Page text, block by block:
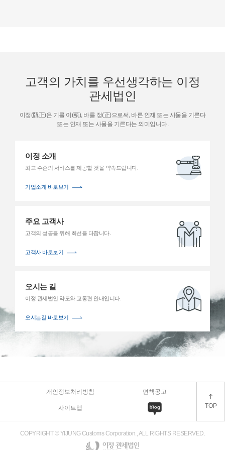
경우 수입신고시 FOB금액만을 수입신고하게 되면, 운임과 보험료가
누락되어 사후에 세관으로부터 추징당할 수 있는 것이다.수출의
경우에는 우리나라는 FOB 가격을 기준으로 수출신고하며,
가하고 있지 않기 때문에 CIF 가격으로 수출계약한 경우라면
수출신고시 FOB 가격으로 환산해서 (운임, 보험료를 구분)
있다.◇ 수입 CIF 가격에 대한 세관의 사후심사(1) 수입가격, 즉 CIF
가격에 대한 세관의 사후심사CIF로 수입신고된 가격이 적정한지에
대하여 세관은 수입신고수리가 된 이후에 그 실질적인 내용을
심사하게 된다. 의외로 많은 수입업체가 수입신고시에는 아무런
문제가 없었는데 수입신고된 이후에 왜 문제를 삼느냐며 이 부분에
수출용원재료의 신속한 수입통관으로 수출제품이 원활히 생산될 수
있도록 지원하고 있는바 이러한 신속통관은 전통적으로 관세행정의
주요한 원칙이다. 그리고 국경관리라는 측면에서 국내통관질서의
확립과 국민안전보호도 주요한 관세행정이기 때문에 수입신고된
제품에 대해서 수입신고된 내역을 정확하게 확인해야 하는 것도
국가들이 채택하고 있는 관세행정이다.선통관 후심사는 물품이
입항하여 수입자(납세의무자)가 수입신고를 하는 시점에는
수입신고된 내용의 형식적인 요건들을 위주로 심사를 하고, 그
실체적인 내용 가령 수입신고가격의 적정성, HS분류의 정확성 등은
관세법은 이보다 길다.) 따라서, 수입신고수리가 되었다는 것이
수입신고내용에 아무런 하자가 없었다는 것을 입증하는 증거는 아닌
것이다.최근 몇 년간 수출입회사에 대한 세관의 기업심사가 강화되고
유예되었기 때문에 체감상 상대적으로 강화된 것으로 여겨질 수도
있지만, 그 이전에도 세관의 기업심사는 계속해서 진행되어져 온
위한 과세당국의 필연적인 행정이라 할 수 있다.(2) 수입 CIF 가격의
적정성수입신고가격이 물품가격과 운임, 보험료가 포함된
당연히 수출자와 수입자간의 협의로 결정된 매매계약상의
가격이어야 한다. 관세법은 수입자가 수출자에게 실제로 지급하는
고객의 가치를 우선생각하는 이정
관세법인
이정(㼢正)은 기를 이(㼢), 바를 정(正)으로써, 바른 인재 또는 사물을 기른다
또는 인재 또는 사물을 기른다는 의미입니다.
이정 소개
최고 수준의 서비스를 제공할 것을 약속드립니다.
기업소개 바로보기
주요 고객사
고객의 성공을 위해 최선을 다합니다.
고객사 바로보기
오시는 길
이정 관세법인 약도와 교통편 안내입니다.
오시는길 바로보기
개인정보처리방침 면책공고
사이트맵 TOP
COPYRIGHT © YIJUNG Customs Corporation., ALL RIGHTS RESERVED.